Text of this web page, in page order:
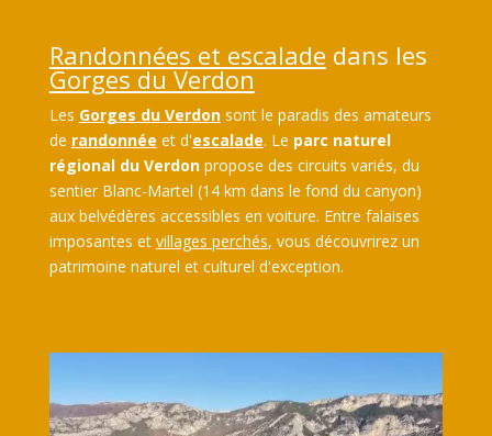
Randonnées et escalade dans les
Gorges du Verdon
Les Gorges du Verdonsont le paradis des amateurs
de randonnée et d'escalade. Le parc naturel
régional du Verdonpropose des circuits variés, du
sentier Blanc-Martel (14 km dans le fond du canyon)
aux belvédères accessibles en voiture. Entre falaises
imposantes et villages perchés, vous découvrirez un
patrimoine naturel et culturel d'exception.